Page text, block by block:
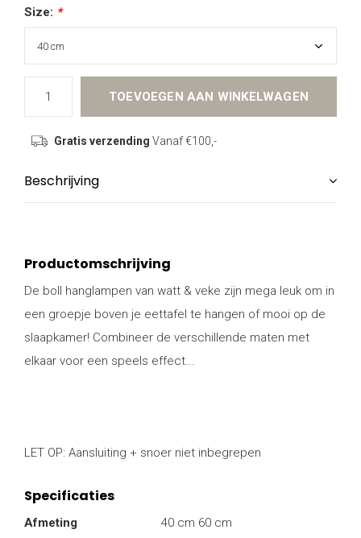
Size: *
TOEVOEGEN AAN WINKELWAGEN
Gratis verzending Vanaf €100,-
Beschrijving
Productomschrijving
De boll hanglampen van watt & veke zijn mega leuk om in
een groepje boven je eettafel te hangen of mooi op de
slaapkamer! Combineer de verschillende maten met
elkaar voor een speels effect...
LET OP: Aansluiting + snoer niet inbegrepen
Specificaties
Afmeting
40 cm 60 cm